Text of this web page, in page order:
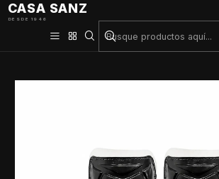
CASA SANZ
DESDE 1946
Inicio Patín y Hockey Hockey
Canilleras de Hockey Drial Negras – Protección,
Ajuste Seguro